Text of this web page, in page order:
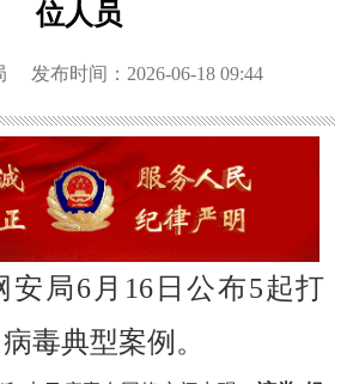
位人员
发布时间：2026-06-18 09:44
安局6月16日公布5起打
毒典型案例。